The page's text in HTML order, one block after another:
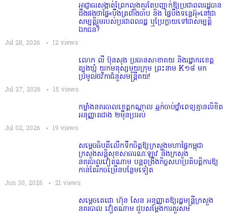
អាជ្ញាធរសង្កាត់ព្រែកលួងគួរតែបញ្ជាក់ឱ្យប្រជាពលរដ្ឋបាន
ដឹងផងថាផ្ទៃ«បឹងត្រពាំងចាប និង ផ្ទៃបឹងទន្លេអ៊ុ»នៅជា
សម្បត្តិរួមរបស់ប្រជាពលរដ្ឋ ឬប្រែក្លាយទៅជាសម្បត្តិ
ឯកជន?
Jul 28, 2026 12views
លោក លី ប៊ុនសុង ប្រធានសាខាគយ និងរដ្ឋាករខេត្ត
ត្បូងឃ្មុំ យកមនុស្សមួយក្រុម ព្រះនាម K១៨ មក
ប្រមូលថវិកាជំនួសមន្ត្រីគយ!
Jul 27, 2026 15 views
កម្លាំងនគរបាលខេត្តកណ្ដាល ឆ្មក់ចាប់ថ្នាំពេទ្យគ្មានលិខិត
អនុញ្ញាតជាង ២ម៉ឺនប្រអប់
Jul 02, 2026 19 views
សម្តេច​ធិបតី​លេីកទឹកចិត្ត​ឱ្យក្រសួងមហាផ្ទៃកម្ពុជា
ក្រសួងសន្តិសុខសាធារណៈឡាវ និងក្រសួង
នគរបាលវៀតណាម បន្តពង្រឹងកិច្ចសហប្រតិបត្តិការឱ្យ
កាន់តែរីកចម្រើនបន្ថែមទៀត
Jun 30, 2026 21 views
សម្តេចតេជោ ហ៊ុន សែន អនុញ្ញាតឱ្យរដ្ឋមន្ត្រីក្រសួង
នគរបាល វៀតណាម ជួបសម្តែងការគួរសម